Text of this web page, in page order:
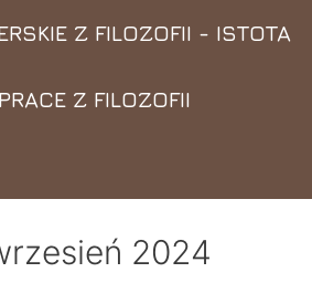
Z FILOZOFII - ISTOTA
Z FILOZOFII
2024